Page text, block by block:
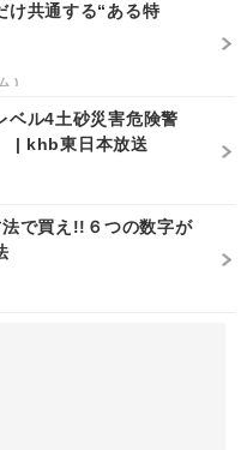
け共通する“ある特
)
ベル4土砂災害危険警
khb東日本放送
で買え!!６つの数字が